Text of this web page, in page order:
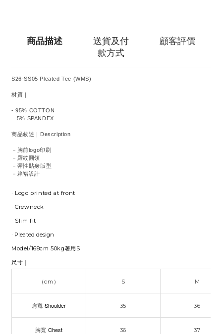
商品描述
送貨及付
款方式
顧客評價
S26-SS05 Pleated Tee (WMS)
材質｜
- 95% COTTON
5% SPANDEX
商品敘述｜Description
－胸前logo印刷
－羅紋圓領
－彈性貼身版型
－箱褶設計
· Logo printed at front
· Crewneck
· Slim fit
· Pleated design
Model/168cm 50kg著用S
尺寸 ｜
（cm） S M
肩寬 Shoulder 35 36
胸寬 Chest 36 37